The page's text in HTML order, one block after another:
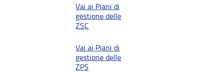
Vai ai Piani di
gestione delle
ZSC
Vai ai Piani di
gestione delle
ZPS